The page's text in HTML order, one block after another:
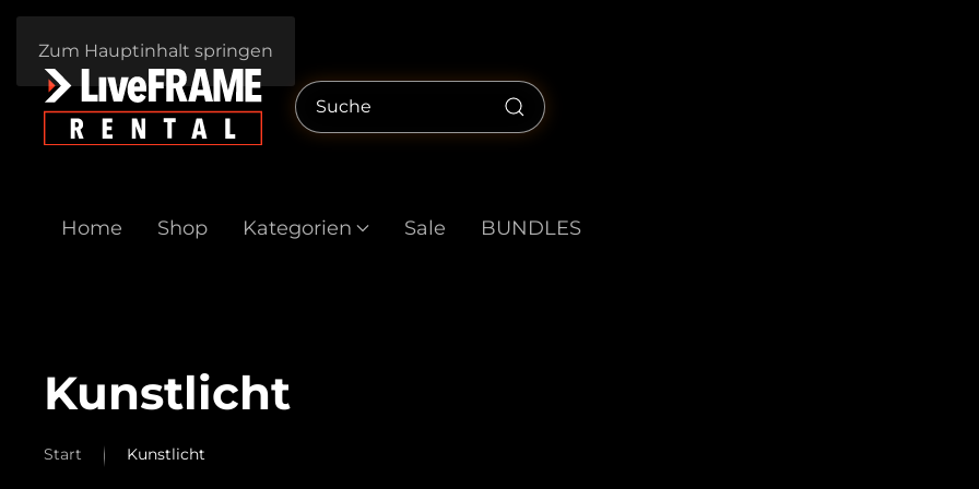
Zum Hauptinhalt springen
Home Shop Kategorien Sale BUNDLES
Kunstlicht
Start Kunstlicht